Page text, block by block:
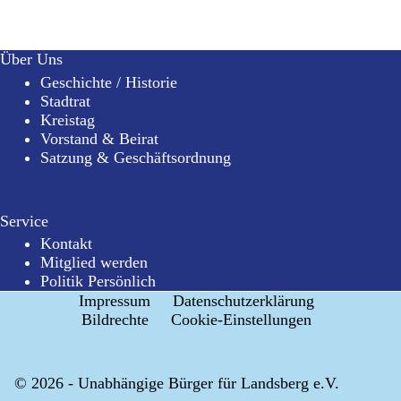
Über Uns
Geschichte / Historie
Stadtrat
Kreistag
Vorstand & Beirat
Satzung & Geschäftsordnung
Service
Kontakt
Mitglied werden
Politik Persönlich
Impressum
Datenschutzerklärung
Bildrechte
Cookie-Einstellungen
© 2026 - Unabhängige Bürger für Landsberg e.V.